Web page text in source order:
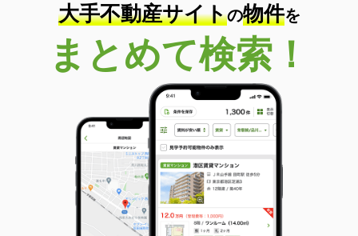
大手不動産サイトの物件を
まとめて検索！